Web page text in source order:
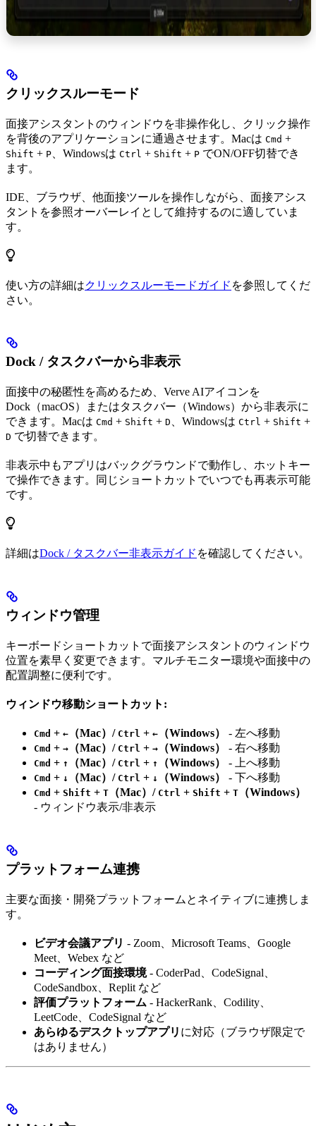
クリックスルーモード
面接アシスタントのウィンドウを非操作化し、クリック操作
を背後のアプリケーションに通過させます。Macは Cmd +
Shift + P 、Windowsは Ctrl + Shift + P でON/OFF切替でき
ます。
IDE、ブラウザ、他面接ツールを操作しながら、面接アシス
タントを参照オーバーレイとして維持するのに適していま
す。
使い方の詳細はクリックスルーモードガイド を参照してくだ
さい。
Dock / タスクバーから非表示
面接中の秘匿性を高めるため、Verve AIアイコンを
Dock（macOS）またはタスクバー（Windows）から非表示に
できます。Macは Cmd + Shift + D 、Windowsは Ctrl + Shift +
D で切替できます。
非表示中もアプリはバックグラウンドで動作し、ホットキー
で操作できます。同じショートカットでいつでも再表示可能
です。
詳細はDock / タスクバー非表示ガイド を確認してください。
ウィンドウ管理
キーボードショートカットで面接アシスタントのウィンドウ
位置を素早く変更できます。マルチモニター環境や面接中の
配置調整に便利です。
ウィンドウ移動ショートカット:
Cmd + ← （Mac）/ Ctrl + ← （Windows） - 左へ移動
Cmd + → （Mac）/ Ctrl + → （Windows） - 右へ移動
Cmd + ↑ （Mac）/ Ctrl + ↑ （Windows） - 上へ移動
Cmd + ↓ （Mac）/ Ctrl + ↓ （Windows） - 下へ移動
Cmd + Shift + T （Mac）/ Ctrl + Shift + T （Windows）
- ウィンドウ表示/非表示
プラットフォーム連携
主要な面接・開発プラットフォームとネイティブに連携しま
す。
ビデオ会議アプリ - Zoom、Microsoft Teams、Google
Meet、Webex など
コーディング面接環境- CoderPad、CodeSignal、
CodeSandbox、Replit など
評価プラットフォーム - HackerRank、Codility、
LeetCode、CodeSignal など
あらゆるデスクトップアプリ に対応（ブラウザ限定で
はありません）